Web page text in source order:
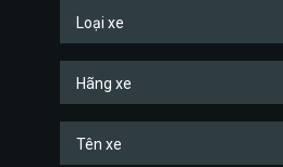
Loại xe
Hãng xe
Tên xe